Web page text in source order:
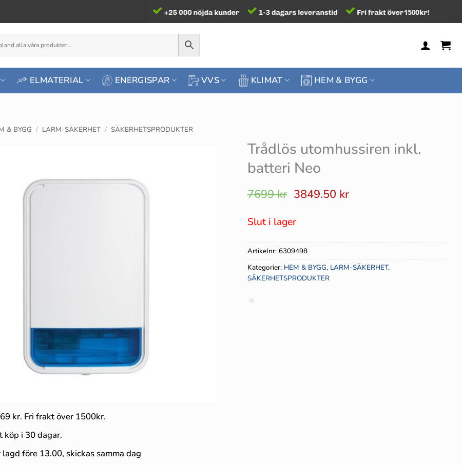
ELMATERIAL ENERGISPAR VVS KLIMAT HEM & BYGG
& BYGG / LARM-SÄKERHET / SÄKERHETSPRODUKTER
kr. Fri frakt över 1500kr.
köp i30dagar.
lagd före 13.00, skickas samma dag
Trådlös utomhussiren inkl.
batteri Neo
7699kr Det
priset
var:
7699 kr.
3849.50 krDet
3849.50 kr.
Slut i lager
Artikelnr: 6309498
Kategorier: HEM & BYGG, LARM-SÄKERHET,
SÄKERHETSPRODUKTER